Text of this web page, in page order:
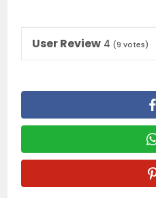
User Review 4 (9 votes)